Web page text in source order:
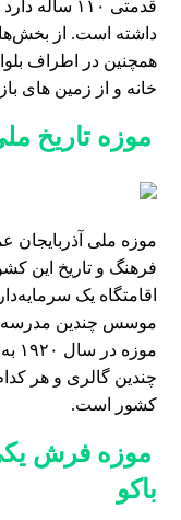
داشته است. از
همچنین در اطراف
خانه و از زمین های
موزه تاریخ
موزه ملی آذربایجان
فرهنگ و تاریخ این
اقامتگاه یک
موسس چندین مدرسه
چندین گالری و هر
کشور است.
موزه فرش
باکو